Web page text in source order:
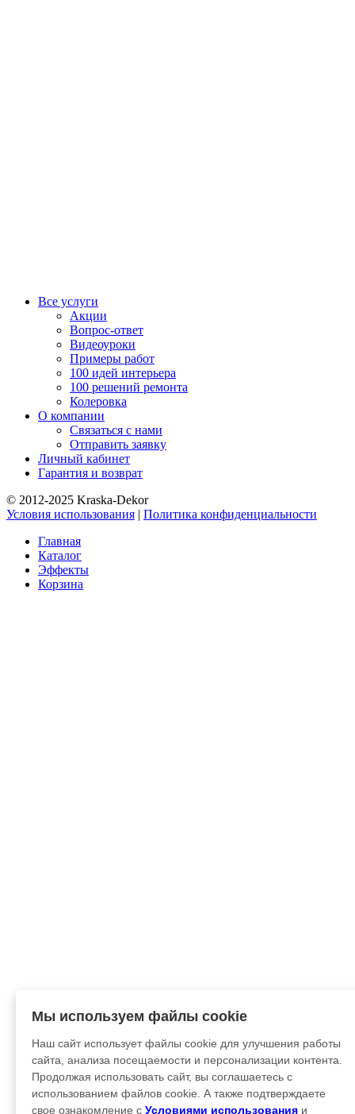
Все услуги
Акции
Вопрос-ответ
Видеоуроки
Примеры работ
100 идей интерьера
100 решений ремонта
Колеровка
О компании
Связаться с нами
Отправить заявку
Личный кабинет
Гарантия и возврат
© 2012-2025 Kraska-Dekor
Условия использования | Политика конфиденциальности
Главная
Каталог
Эффекты
Корзина
Мы используем файлы cookie
Наш сайт использует файлы cookie для улучшения работы
сайта, анализа посещаемости и персонализации контента.
Продолжая использовать сайт, вы соглашаетесь с
использованием файлов cookie. А также подтверждаете
свое ознакомление с Условиями использования и